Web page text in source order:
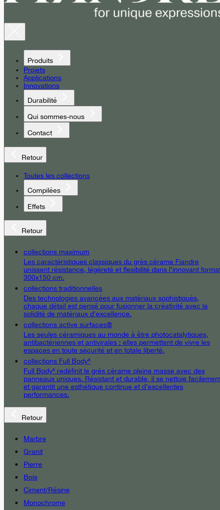
Produits
Projets
Applications
Innovations
Durabilité
Qui sommes-nous
Contact
Retour
Toutes les collections
Compilées
Effets
Retour
collections maximum
Les caractéristiques classiques du grès cérame Fiandre
unissent résistance, légèreté et flexibilité dans l’innovant
300x150 cm.
collections traditionnelles
Des technologies avancées aux matériaux sophistiqués,
chaque détail est pensé pour fusionner la créativité avec la
solidité de matériaux d’excellence.
collections active surfaces®
Les seules céramiques au monde à être photocatalytiques,
antibactériennes et antivirales : elles permettent de vivre les
espaces en toute sécurité et en totale liberté.
collections Full Body³
Full Body³ redéfinit le grès cérame pleine masse avec des
panneaux uniques. Résistant et durable, il se nettoie
et garantit une esthétique continue et d’excellentes
performances.
Retour
Marbre
Granit
Pierre
Bois
Ciment/Résine
Monochrome